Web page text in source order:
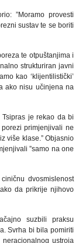
”Moramo provesti
sustav te se boriti
te otpuštanjima i
strukturiran javni
kao ‘klijentilistički’
ako nisu učinjena na
je rekao da bi
primjenjivali ne
više klase.” Objasnio
”samo na one
dvosmislenost
da prikrije njihovo
suzbili praksu
Svrha bi bila pomiriti
ustroja